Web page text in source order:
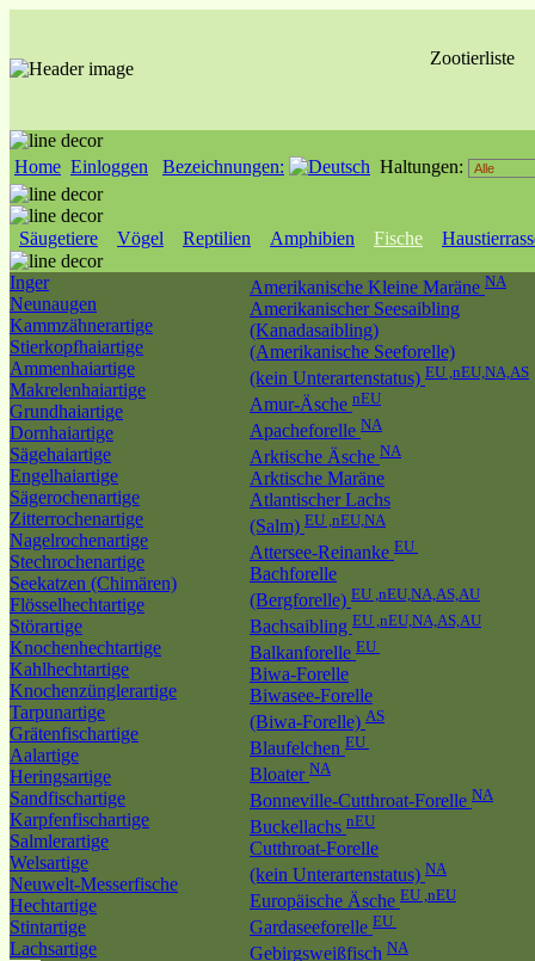
Zootierliste
Home Einloggen Bezeichnungen: Haltungen:
Säugetiere Vögel Reptilien Amphibien Fische
Inger
Neunaugen
Kammzähnerartige
Stierkopfhaiartige
Ammenhaiartige
Makrelenhaiartige
Grundhaiartige
Dornhaiartige
Sägehaiartige
Engelhaiartige
Sägerochenartige
Zitterrochenartige
Nagelrochenartige
Stechrochenartige
Seekatzen (Chimären)
Flösselhechtartige
Störartige
Knochenhechtartige
Kahlhechtartige
Knochenzünglerartige
Tarpunartige
Grätenfischartige
Aalartige
Heringsartige
Sandfischartige
Karpfenfischartige
Salmlerartige
Welsartige
Neuwelt-Messerfische
Hechtartige
Stintartige
Lachsartige
Amerikanische Kleine Maräne NA
Amerikanischer Seesaibling
(Kanadasaibling)
(Amerikanische Seeforelle)
(kein Unterartenstatus) EU ,nEU,NA,AS
Amur-Äsche nEU
Apacheforelle NA
Arktische Äsche NA
Arktische Maräne
Atlantischer Lachs
(Salm) EU ,nEU,NA
Attersee-Reinanke EU
Bachforelle
(Bergforelle) EU ,nEU,NA,AS,AU
Bachsaibling EU ,nEU,NA,AS,AU
Balkanforelle EU
Biwa-Forelle
Biwasee-Forelle
(Biwa-Forelle) AS
Blaufelchen EU
Bloater NA
Bonneville-Cutthroat-Forelle NA
Buckellachs nEU
Cutthroat-Forelle
(kein Unterartenstatus) NA
Europäische Äsche EU ,nEU
Gardaseeforelle EU
Gebirgsweißfisch NA